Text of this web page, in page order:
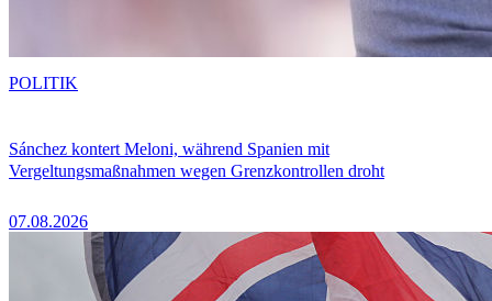
Sánchez kontert Meloni, während Spanien mit
Vergeltungsmaßnahmen wegen Grenzkontrollen droht
07.08.2026
POLITIK